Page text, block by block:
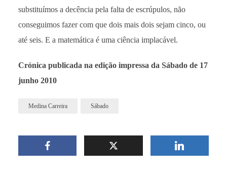
substituímos a decência pela falta de escrúpulos, não
conseguimos fazer com que dois mais dois sejam cinco, ou
até seis. E a matemática é uma ciência implacável.
Crónica publicada na edição impressa da Sábado de 17
junho 2010
Medina Carreira Sábado